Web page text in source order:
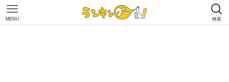
検索
MENU